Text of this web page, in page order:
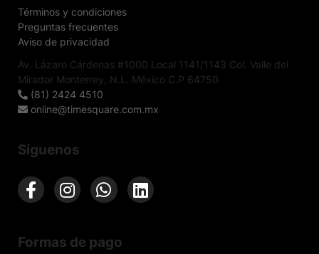
Términos y condiciones
Preguntas frecuentes
Aviso de privacidad
Av. Lázaro Cárdenas #1000 Local 1141/1143 Col. Valle del
Mirador Monterrey, N.L. México C.P 64750
(81) 2424 4510
online@timesquare.com.mx
Síguenos
Formas de pago